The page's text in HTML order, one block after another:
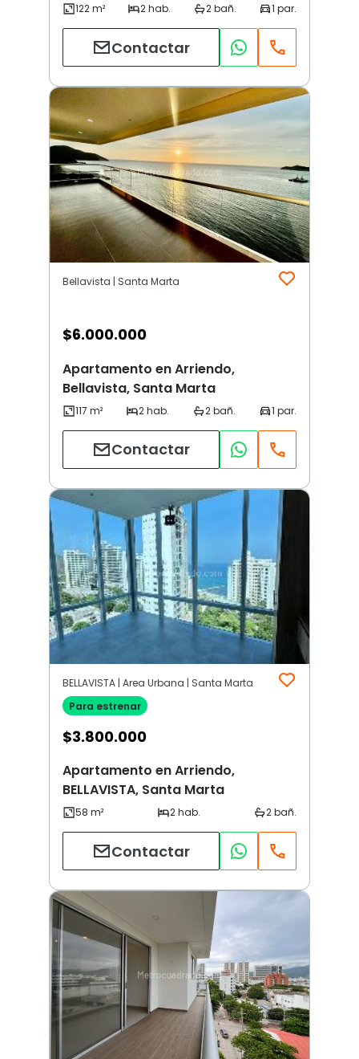
Contactar
Bellavista | Santa Marta
$6.000.000
Apartamento en Arriendo,
Bellavista, Santa Marta
Contactar
BELLAVISTA | Area Urbana | Santa Marta
Para estrenar
$3.800.000
Apartamento en Arriendo,
BELLAVISTA, Santa Marta
Contactar